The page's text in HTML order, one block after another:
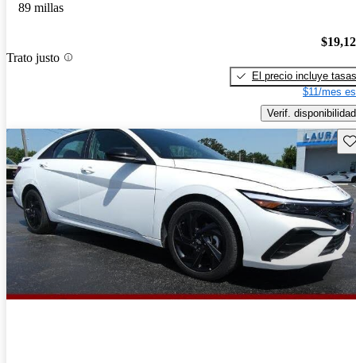
89 millas
Trato justo
El precio incluye tasas
$11/mes
Verif. disponibilidad